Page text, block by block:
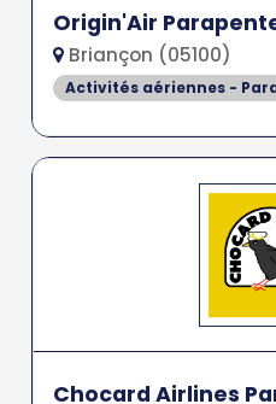
Origin'Air
Briançon (05100)
Activités aériennes -
Chocard Airlines